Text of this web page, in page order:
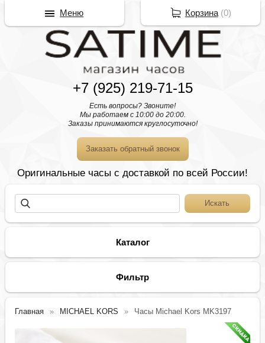
+7 (925) 219-71-15
Есть вопросы? Звоните!
Мы работаем с 10:00 до 20:00.
Заказы принимаются круглосуточно!
Заказать обратный звонок
Оригинальные часы с доставкой по всей России!
Каталог
Фильтр
Главная MICHAEL KORS Часы Michael Kors MK3197
Корзина(0)
Меню